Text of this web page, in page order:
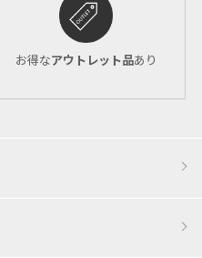
お得なアウトレット品あり